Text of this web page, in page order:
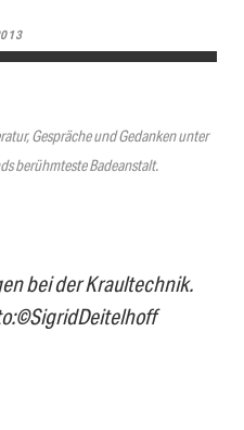
Gespräche und Gedanken unter
berühmteste Badeanstalt.
bei der Kraultechnik.